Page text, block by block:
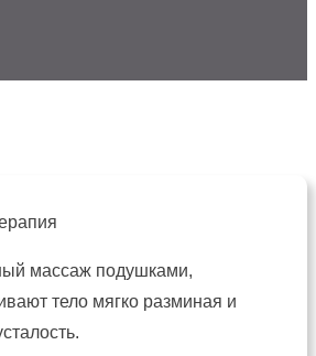
массаж подушками,
тело мягко разминая и